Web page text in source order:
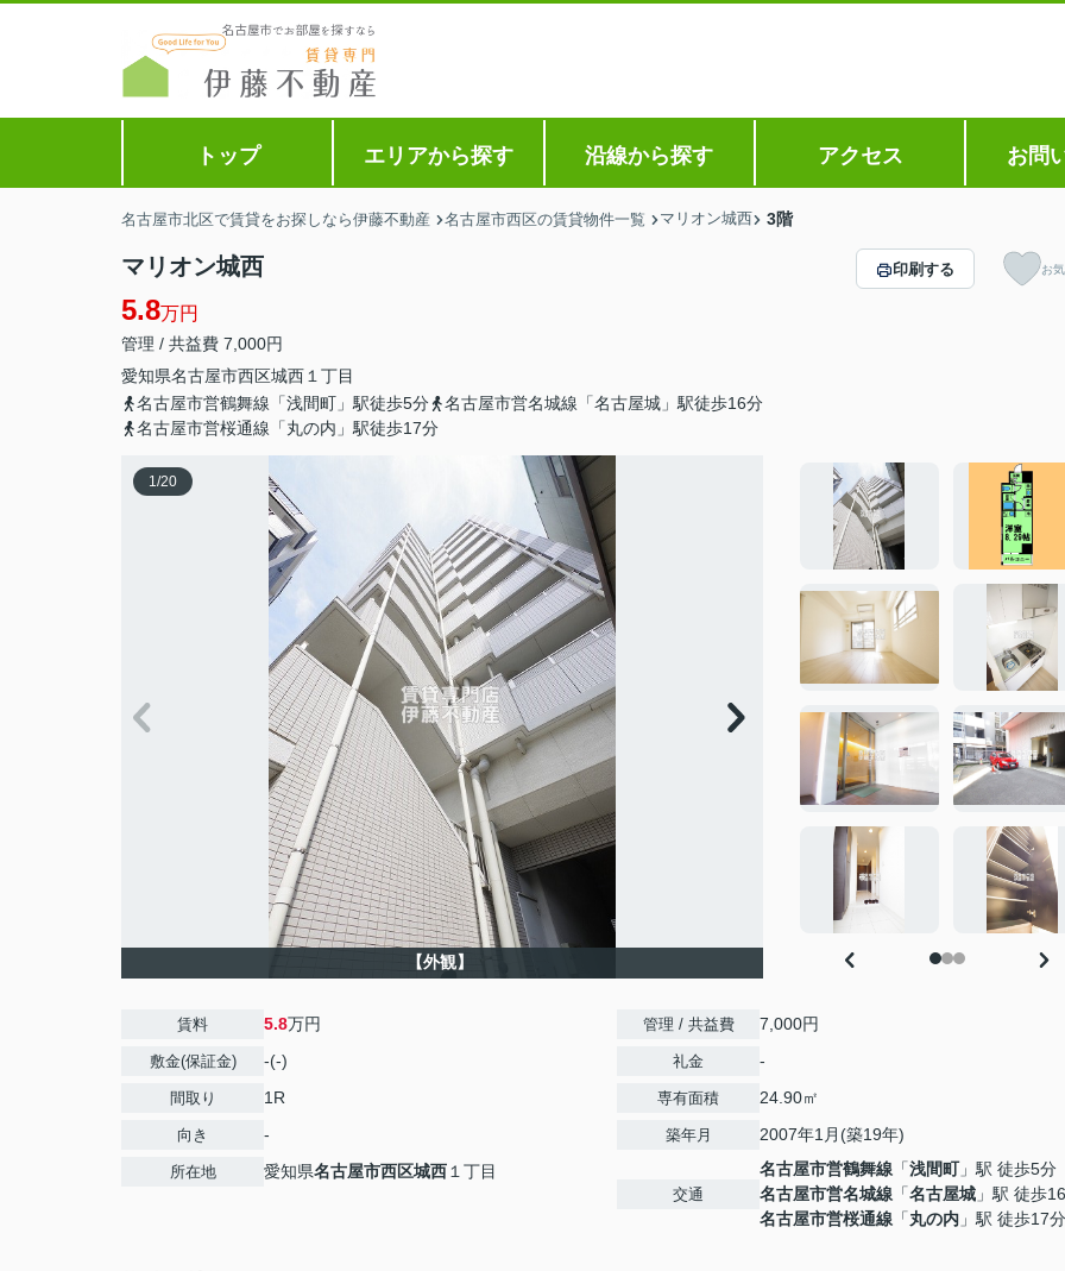
トップ エリアから探す 沿線から探す アクセス お問
名古屋市北区で賃貸をお探しなら伊藤不動産 名古屋市西区の賃貸物件一覧 マリオン城西 3階
マリオン城西
5.8万円
管理 / 共益費 7,000円
愛知県名古屋市西区城西 １丁目
名古屋市営鶴舞線「浅間町」駅徒歩5分
名古屋市営名城線「名古屋城」駅徒歩16分
名古屋市営桜通線「丸の内」駅徒歩17分
印刷する お
1/20
【外観】
賃料 5.8万円
敷金(保証金) -(-)
間取り 1R
向き -
所在地 愛知県名古屋市西区城西 １丁目
管理 / 共益費 7,000円
礼金 -
専有面積 24.90㎡
築年月 2007年1月(築19年)
交通
名古屋市営鶴舞線 「浅間町」駅 徒歩5分
名古屋市営名城線 「名古屋城 」駅 徒歩
名古屋市営桜通線 「丸の内 」駅 徒歩17分